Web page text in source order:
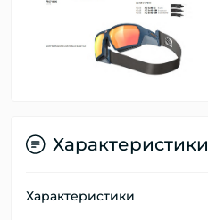
Характеристики
Характеристики